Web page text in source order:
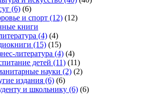
(6) (6)
и спорт (12) (12)
книги
(4) (4)
(15) (15)
литература (4) (4)
детей (11) (11)
науки (2) (2)
издания (6) (6)
и школьнику (6) (6)